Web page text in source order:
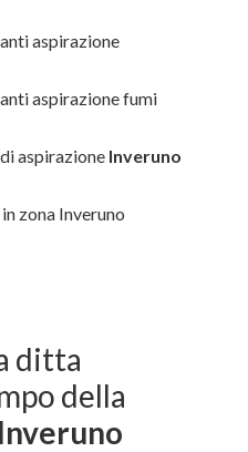
aspirazione
aspirazione fumi
aspirazione Inveruno
ditta
della